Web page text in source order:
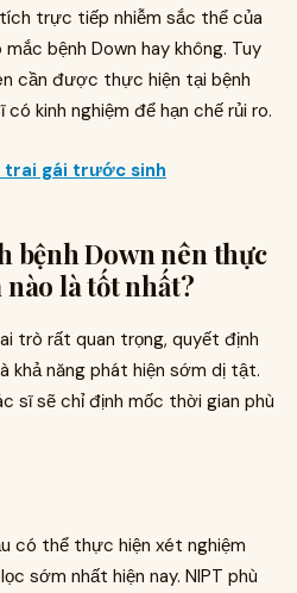
trực tiếp nhiễm sắc thể của
bệnh Down hay không. Tuy
cần được thực hiện tại bệnh
kinh nghiệm để hạn chế rủi ro.
trai gái trước sinh
bệnh Down nên thực
là tốt nhất?
trò rất quan trọng, quyết định
khả năng phát hiện sớm dị tật.
sĩ sẽ chỉ định mốc thời gian phù
có thể thực hiện xét nghiệm
sớm nhất hiện nay. NIPT phù